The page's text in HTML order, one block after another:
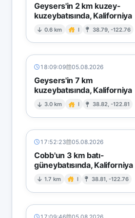
Geysers'in 2 km kuzey-
kuzeybatısında, Kaliforniya
0.6 km I 38.79, -122.76
18:09:09 05.08.2026
Geysers'in 7 km
kuzeybatısında, Kaliforniya
3.0 km I 38.82, -122.81
17:52:23 05.08.2026
Cobb'un 3 km batı-
güneybatısında, Kaliforniya
1.7 km I 38.81, -122.76